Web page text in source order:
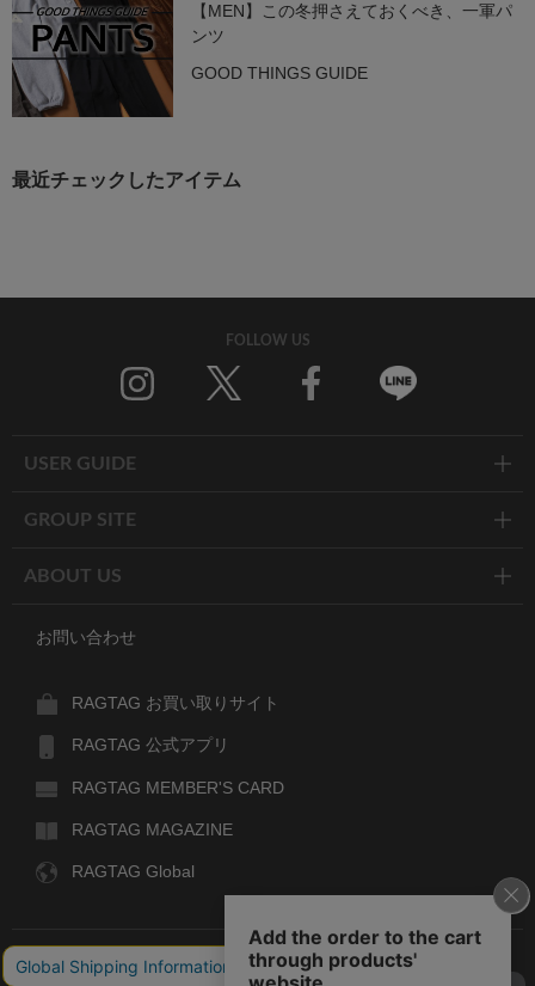
【MEN】この冬押さえておくべき、一軍パ
ンツ
GOOD THINGS GUIDE
最近チェックしたアイテム
FOLLOW US
USER GUIDE
GROUP SITE
ABOUT US
お問い合わせ
RAGTAG お買い取りサイト
RAGTAG 公式アプリ
RAGTAG MEMBER'S CARD
RAGTAG MAGAZINE
RAGTAG Global